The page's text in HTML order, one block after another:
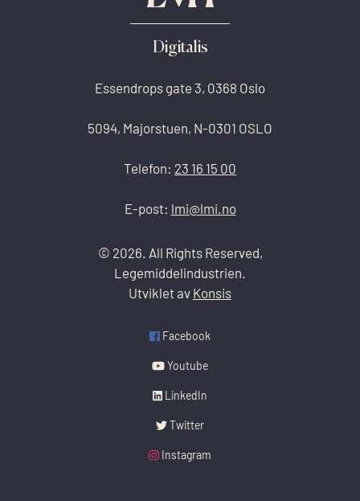
Digitalis
Essendrops gate 3, 0368 Oslo
5094, Majorstuen, N-0301 OSLO
Telefon: 23 16 15 00
E-post: lmi@lmi.no
© 2026. All Rights Reserved,
Legemiddelindustrien.
Utviklet av Konsis
Facebook
Youtube
LinkedIn
Twitter
Instagram